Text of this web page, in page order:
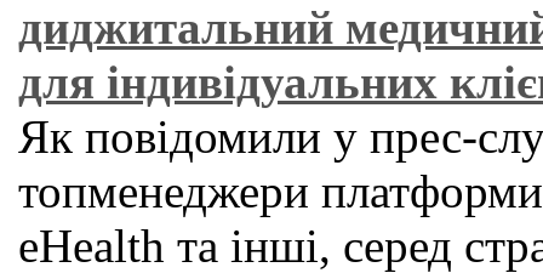
диджитальний
для індивідуальних
Як повідомили у прес-
топменеджери
eHealth та інші, серед